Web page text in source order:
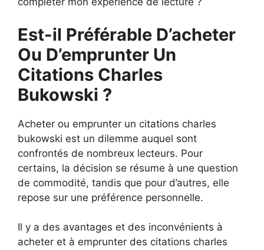
Est-il Préférable D’acheter
Ou D’emprunter Un
Citations Charles
Bukowski ?
Acheter ou emprunter un citations charles
bukowski est un dilemme auquel sont
confrontés de nombreux lecteurs. Pour
certains, la décision se résume à une question
de commodité, tandis que pour d’autres, elle
repose sur une préférence personnelle.
Il y a des avantages et des inconvénients à
acheter et à emprunter des citations charles